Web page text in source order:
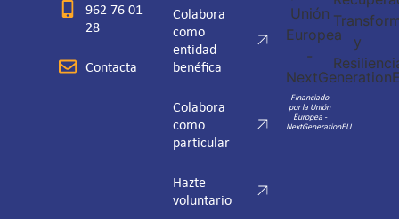
962 76 01
28
Contacta
Colabora
como
entidad
benéfica
Colabora
como
particular
Hazte
voluntario
Financiado
por la Unión
Europea -
NextGenerationEU